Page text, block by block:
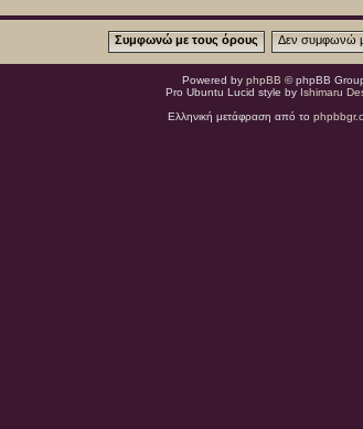
Powered by phpBB © phpBB
Pro Ubuntu Lucid style by Ishimaru
Ελληνική μετάφραση από το